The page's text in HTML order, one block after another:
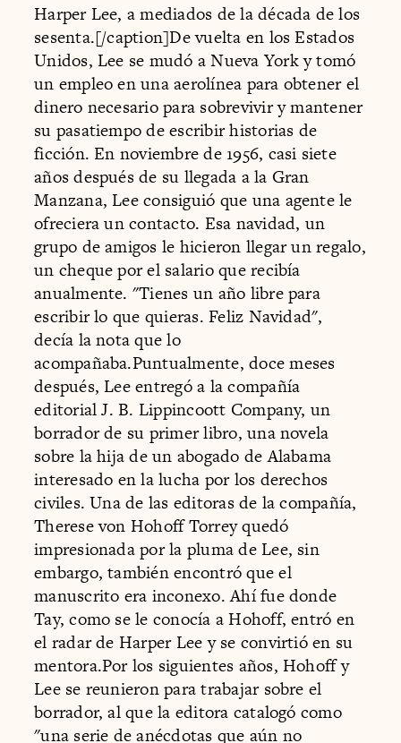
Harper Lee, a mediados de la década de los
sesenta.[/caption]De vuelta en los Estados
Unidos, Lee se mudó a Nueva York y tomó
un empleo en una aerolínea para obtener el
dinero necesario para sobrevivir y mantener
su pasatiempo de escribir historias de
ficción. En noviembre de 1956, casi siete
años después de su llegada a la Gran
Manzana, Lee consiguió que una agente le
ofreciera un contacto. Esa navidad, un
grupo de amigos le hicieron llegar un regalo,
un cheque por el salario que recibía
anualmente. "Tienes un año libre para
escribir lo que quieras. Feliz Navidad",
decía la nota que lo
acompañaba.Puntualmente, doce meses
después, Lee entregó a la compañía
editorial J. B. Lippincoott Company, un
borrador de su primer libro, una novela
sobre la hija de un abogado de Alabama
interesado en la lucha por los derechos
civiles. Una de las editoras de la compañía,
Therese von Hohoff Torrey quedó
impresionada por la pluma de Lee, sin
embargo, también encontró que el
manuscrito era inconexo. Ahí fue donde
Tay, como se le conocía a Hohoff, entró en
el radar de Harper Lee y se convirtió en su
mentora.Por los siguientes años, Hohoff y
Lee se reunieron para trabajar sobre el
borrador, al que la editora catalogó como
"una serie de anécdotas que aún no